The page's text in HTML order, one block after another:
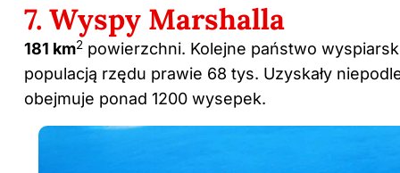
7. Wyspy Marshalla
181 km2 powierzchni. Kolejne państwo
populacją rzędu prawie 68 tys. Uzyskały
obejmuje ponad 1200 wysepek.